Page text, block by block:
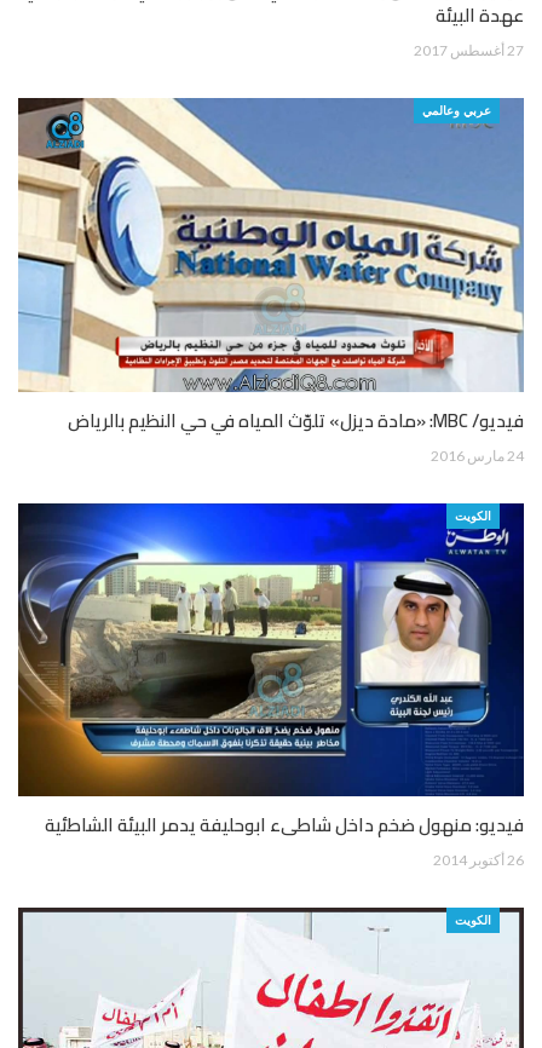
عهدة البيئة
27 أغسطس 2017
عربي وعالمي
فيديو/ MBC: «مادة ديزل» تلوّث المياه في حي النظيم بالرياض
24 مارس 2016
الكويت
فيديو: منهول ضخم داخل شاطىء ابوحليفة يدمر البيئة الشاطئية
26 أكتوبر 2014
الكويت